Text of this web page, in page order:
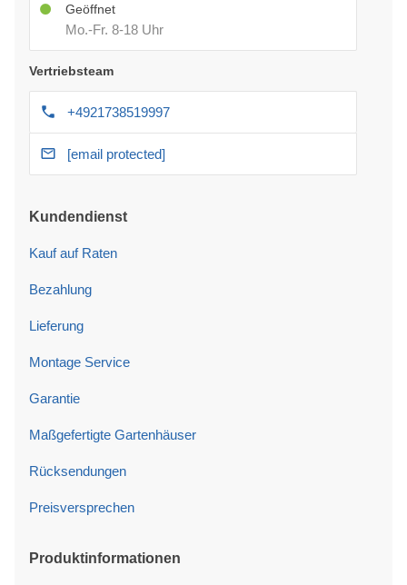
Geöffnet
Mo.-Fr. 8-18 Uhr
Vertriebsteam
+4921738519997
[email protected]
Kundendienst
Kauf auf Raten
Bezahlung
Lieferung
Montage Service
Garantie
Maßgefertigte Gartenhäuser
Rücksendungen
Preisversprechen
Produktinformationen